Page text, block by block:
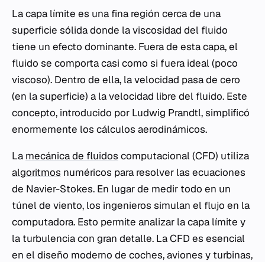
La capa límite es una fina región cerca de una
superficie sólida donde la viscosidad del fluido
tiene un efecto dominante. Fuera de esta capa, el
fluido se comporta casi como si fuera ideal (poco
viscoso). Dentro de ella, la velocidad pasa de cero
(en la superficie) a la velocidad libre del fluido. Este
concepto, introducido por Ludwig Prandtl, simplificó
enormemente los cálculos aerodinámicos.
La mecánica de fluidos computacional (CFD) utiliza
algoritmos numéricos para resolver las ecuaciones
de Navier-Stokes. En lugar de medir todo en un
túnel de viento, los ingenieros simulan el flujo en la
computadora. Esto permite analizar la capa límite y
la turbulencia con gran detalle. La CFD es esencial
en el diseño moderno de coches, aviones y turbinas,